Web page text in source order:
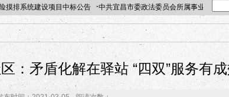
摸排系统建设项目中标公告 ·中共宜昌市委政法委员会所属事业单位
学入校工作提醒
：矛盾化解在驿站 “四双”服务有